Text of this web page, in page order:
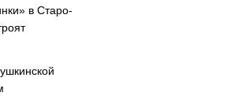
в Старо-